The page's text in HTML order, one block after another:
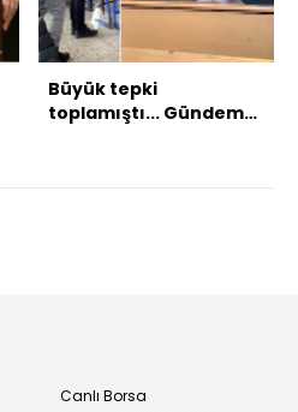
Büyük tepki
toplamıştı... Gündeme
Canlı Borsa